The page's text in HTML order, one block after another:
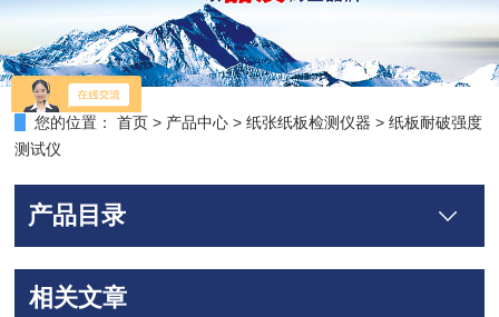
您的位置： 首页 > 产品中心 >纸张纸板检测仪器 >纸板耐破强度
测试仪
产品目录
相关文章